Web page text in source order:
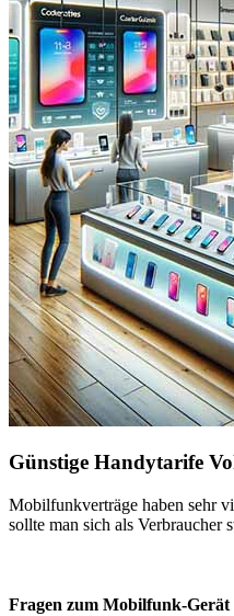
Günstige Handytarife
Mobilfunkverträge haben sehr
sollte man sich als Verbraucher
Fragen zum Mobilfunk-Gerät